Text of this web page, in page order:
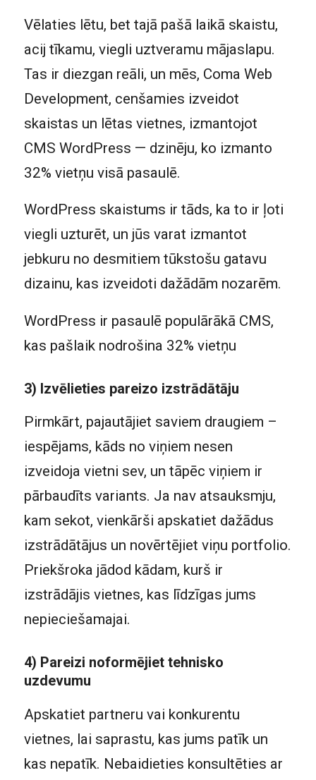
Vēlaties lētu, bet tajā pašā laikā skaistu,
acij tīkamu, viegli uztveramu mājaslapu.
Tas ir diezgan reāli, un mēs, Coma Web
Development, cenšamies izveidot
skaistas un lētas vietnes, izmantojot
CMS WordPress — dzinēju, ko izmanto
32% vietņu visā pasaulē.
WordPress skaistums ir tāds, ka to ir ļoti
viegli uzturēt, un jūs varat izmantot
jebkuru no desmitiem tūkstošu gatavu
dizainu, kas izveidoti dažādām nozarēm.
WordPress ir pasaulē populārākā CMS,
kas pašlaik nodrošina 32% vietņu
3) Izvēlieties pareizo izstrādātāju
Pirmkārt, pajautājiet saviem draugiem –
iespējams, kāds no viņiem nesen
izveidoja vietni sev, un tāpēc viņiem ir
pārbaudīts variants. Ja nav atsauksmju,
kam sekot, vienkārši apskatiet dažādus
izstrādātājus un novērtējiet viņu portfolio.
Priekšroka jādod kādam, kurš ir
izstrādājis vietnes, kas līdzīgas jums
nepieciešamajai.
4) Pareizi noformējiet tehnisko
uzdevumu
Apskatiet partneru vai konkurentu
vietnes, lai saprastu, kas jums patīk un
kas nepatīk. Nebaidieties konsultēties ar